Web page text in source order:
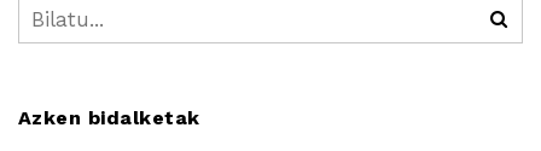
Azken bidalketak